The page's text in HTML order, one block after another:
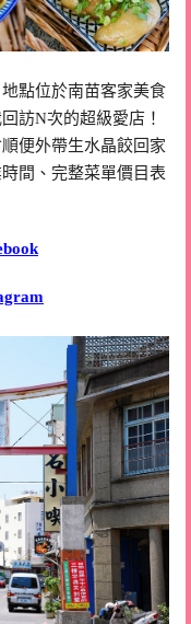
點位於南苗客家美食
訪N次的超級愛店！
便外帶生水晶餃回家
間、完整菜單價目表